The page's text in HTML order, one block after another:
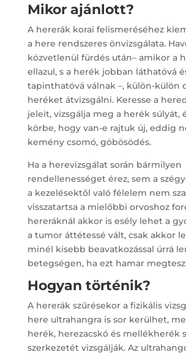
Mikor ajánlott?
A hererák korai felismeréséhez
a here rendszeres önvizsgálata.
közvetlenül fürdés után– amikor a
ellazul, s a herék jobban láthatóvá
tapinthatóvá válnak –, külön-külön
heréket átvizsgálni. Keresse a
jeleit, vizsgálja meg a herék súlyát,
körbe, hogy van-e rajtuk új, eddig
kemény csomó, göbösödés.
Ha a herevizsgálat során bármilyen
rendellenességet érez, sem a
a kezelésektől való félelem nem
visszatartsa a mielőbbi orvoshoz
hereráknál akkor is esély lehet a
a tumor áttétessé vált, csak akkor
minél kisebb beavatkozással úrrá
betegségen, ha ezt hamar
Hogyan történik?
A hererák szűrésekor a fizikális
here ultrahangra is sor kerülhet,
herék, herezacskó és mellékherék
szerkezetét vizsgálják. Az